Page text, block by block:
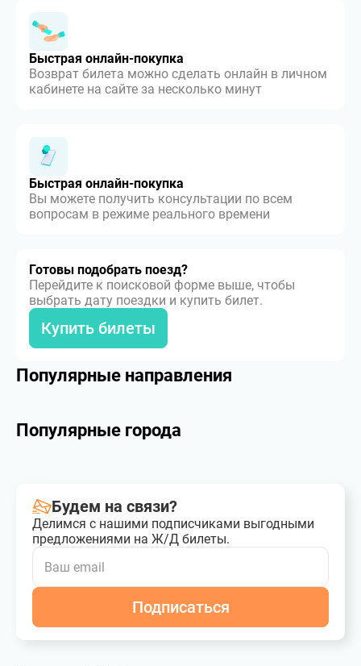
Быстрая онлайн-покупка
Возврат билета можно сделать онлайн в личном
кабинете на сайте за несколько минут
Быстрая онлайн-покупка
Вы можете получить консультации по всем
вопросам в режиме реального времени
Готовы подобрать поезд?
Перейдите к поисковой форме выше, чтобы
выбрать дату поездки и купить билет.
Купить билеты
Популярные направления
Популярные города
Будем на связи?
Делимся с нашими подписчиками выгодными
предложениями на Ж/Д билеты.
Подписаться